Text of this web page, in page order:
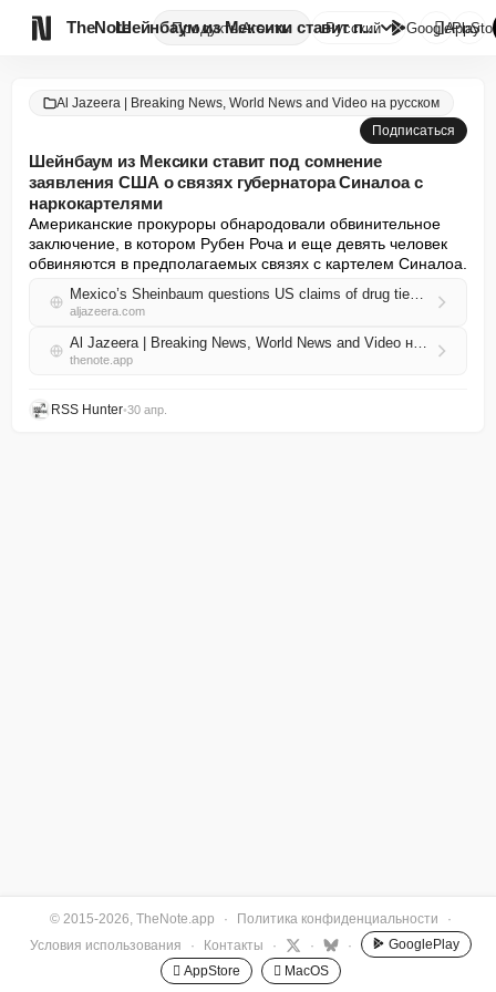
TheNote ПродуктыАгенты Шейнбаум из Мексики ставит под...
Русский GooglePlay

Al Jazeera | Breaking News, World News and Video на русском
Подписаться
Шейнбаум из Мексики ставит под сомнение
заявления США о связях губернатора Синалоа с
наркокартелями
Американские прокуроры обнародовали обвинительное
заключение, в котором Рубен Роча и еще девять человек
обвиняются в предполагаемых связях с картелем Синалоа.
Mexico’s Sheinbaum questions US claims of drug ties to Sinaloa governor
aljazeera.com
Al Jazeera | Breaking News, World News and Video на русском RSS
thenote.app
RSS Hunter•30 апр.
© 2015-2026, TheNote.app · Политика конфиденциальности
·
Условия использования
· Контакты · · ·
GooglePlay
 AppStore
 MacOS